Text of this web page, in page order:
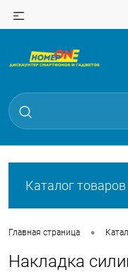
Каталог товаров
Главная страница •
Накладка
Для клиентов всех
Разбейте
без
Сегодня